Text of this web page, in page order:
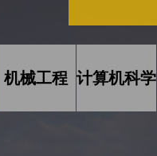
机械工程 计算机科学